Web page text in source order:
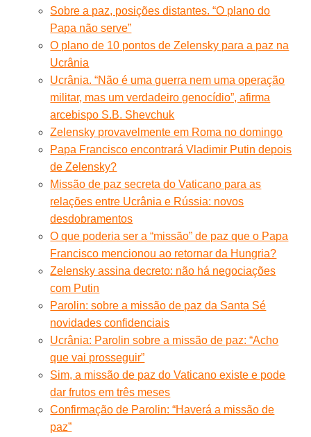
Sobre a paz, posições distantes. “O plano do
Papa não serve”
O plano de 10 pontos de Zelensky para a paz na
Ucrânia
Ucrânia. “Não é uma guerra nem uma operação
militar, mas um verdadeiro genocídio”, afirma
arcebispo S.B. Shevchuk
Zelensky provavelmente em Roma no domingo
Papa Francisco encontrará Vladimir Putin depois
de Zelensky?
Missão de paz secreta do Vaticano para as
relações entre Ucrânia e Rússia: novos
desdobramentos
O que poderia ser a “missão” de paz que o Papa
Francisco mencionou ao retornar da Hungria?
Zelensky assina decreto: não há negociações
com Putin
Parolin: sobre a missão de paz da Santa Sé
novidades confidenciais
Ucrânia: Parolin sobre a missão de paz: “Acho
que vai prosseguir”
Sim, a missão de paz do Vaticano existe e pode
dar frutos em três meses
Confirmação de Parolin: “Haverá a missão de
paz”